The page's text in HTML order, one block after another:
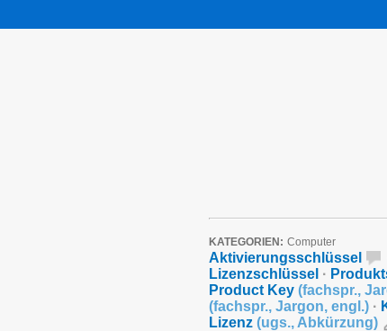
KATEGORIEN: Computer
Aktivierungsschlüssel
Lizenzschlüssel ·
Product Key (fachspr.,
(fachspr., Jargon, engl.) ·
Lizenz (ugs., Abkürzung)